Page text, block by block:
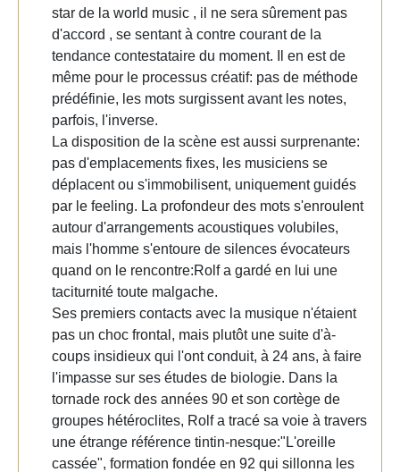
star de la world music , il ne sera sûrement pas
d'accord , se sentant à contre courant de la
tendance contestataire du moment. Il en est de
même pour le processus créatif: pas de méthode
prédéfinie, les mots surgissent avant les notes,
parfois, l'inverse.
La disposition de la scène est aussi surprenante:
pas d'emplacements fixes, les musiciens se
déplacent ou s'immobilisent, uniquement guidés
par le feeling. La profondeur des mots s'enroulent
autour d'arrangements acoustiques volubiles,
mais l'homme s'entoure de silences évocateurs
quand on le rencontre:Rolf a gardé en lui une
taciturnité toute malgache.
Ses premiers contacts avec la musique n'étaient
pas un choc frontal, mais plutôt une suite d'à-
coups insidieux qui l'ont conduit, à 24 ans, à faire
l'impasse sur ses études de biologie. Dans la
tornade rock des années 90 et son cortège de
groupes hétéroclites, Rolf a tracé sa voie à travers
une étrange référence tintin-nesque:"L'oreille
cassée", formation fondée en 92 qui sillonna les